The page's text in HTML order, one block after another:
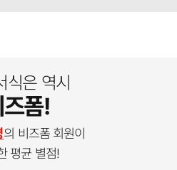
식은 역시
즈폼!
의 비즈폼 회원이
평균 별점!